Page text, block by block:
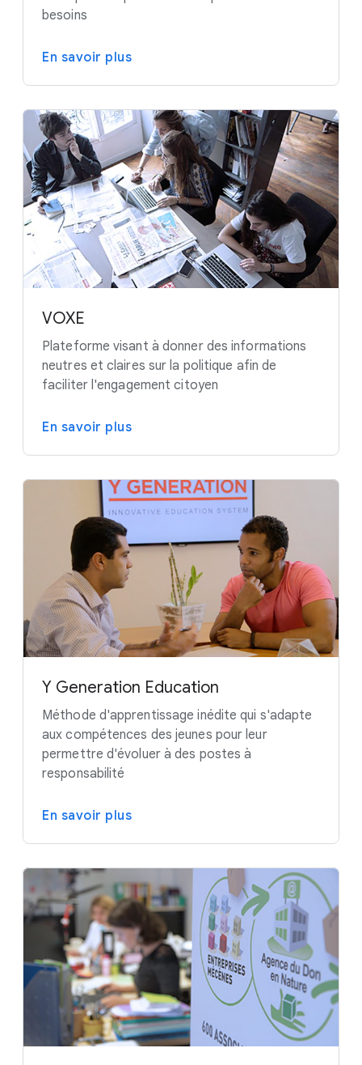
besoins
En savoir plus
VOXE
Plateforme visant à donner des informations
neutres et claires sur la politique afin de
faciliter l'engagement citoyen
En savoir plus
Y Generation Education
Méthode d'apprentissage inédite qui s'adapte
aux compétences des jeunes pour leur
permettre d'évoluer à des postes à
responsabilité
En savoir plus